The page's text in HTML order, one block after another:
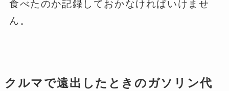
食べたのか記録しておかなければいけませ
ん。
クルマで遠出したときのガソリン代